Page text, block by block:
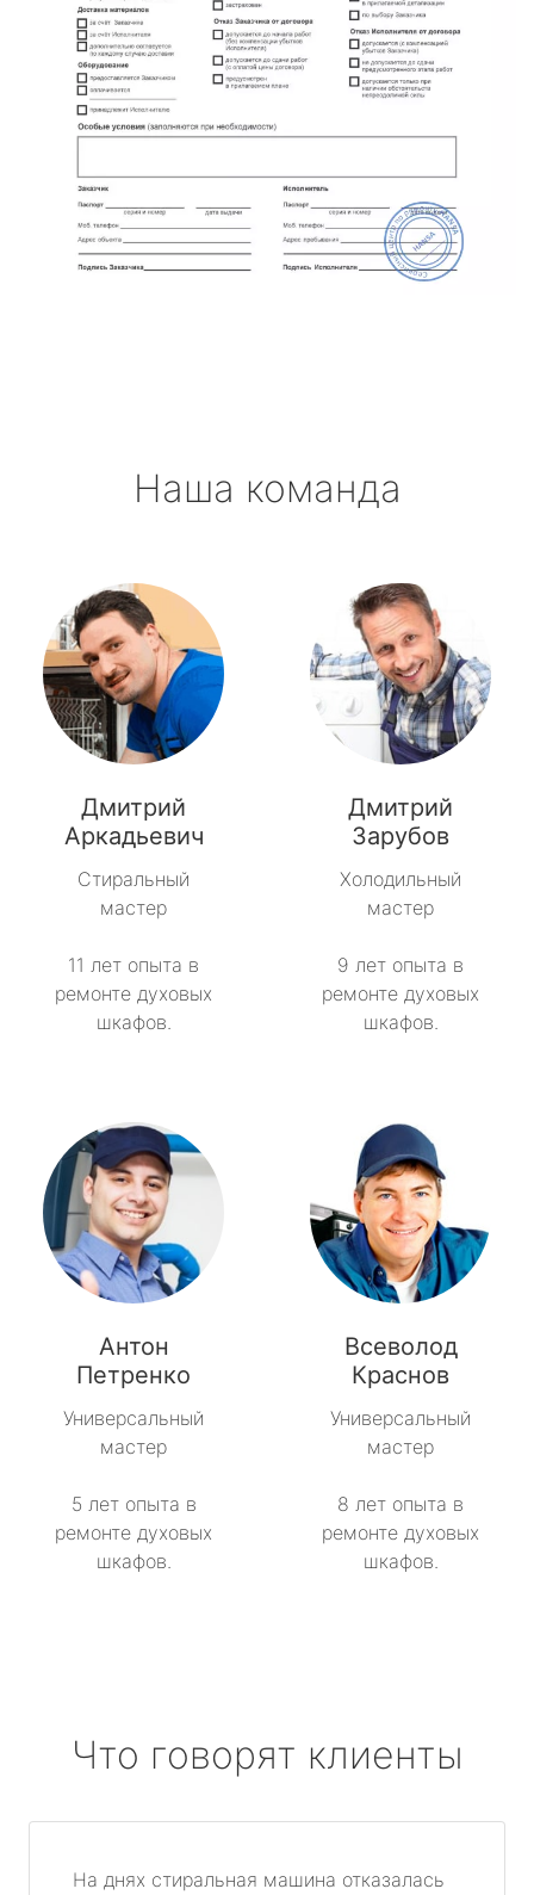
Наша команда
Дмитрий
Аркадьевич
Стиральный
мастер
11 лет опыта в
ремонте духовых
шкафов.
Дмитрий
Зарубов
Холодильный
мастер
9 лет опыта в
ремонте духовых
шкафов.
Антон
Петренко
Универсальный
мастер
5 лет опыта в
ремонте духовых
шкафов.
Всеволод
Краснов
Универсальный
мастер
8 лет опыта в
ремонте духовых
шкафов.
Что говорят клиенты
На днях стиральная машина отказалась